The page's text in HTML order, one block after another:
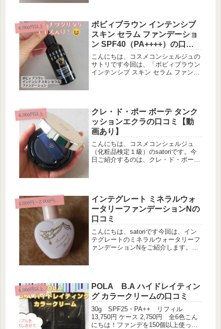
6,000円以上
ボビィブラウン インテンシブ
スキン セラム ファンデーショ
ン SPF40（PA++++）の口コ
ミ
こんにちは、コスメコンシェルジュの
サトリです今回は、「ボビィブラウン
インテンシブ スキン セラム ファンデ
6,000円以上
クレ・ド・ポー ボーテ タンク
ッションエクラの口コミ【動
画あり】
こんにちは、コスメコンシェルジュ
（化粧品検定１級）のsatoriです。今
日ご紹介するのは、クレ・ド・ポー
1
,000円～2,000円未満
インテグレート ミネラルウォ
ータリーファンデーションNの
口コミ
こんにちは、satoriです今回は、イン
テグレートのミネラルウォータリーフ
ァンデーションNをご紹介します。
フ...
6,000円以上
POLA B.A ハイドレイティン
グ カラークリームの口コミ
30g SPF25・PA++ リフィル
13,750円 ケース 2,750円 全6色こん
にちは！ファンデを150個以上使って